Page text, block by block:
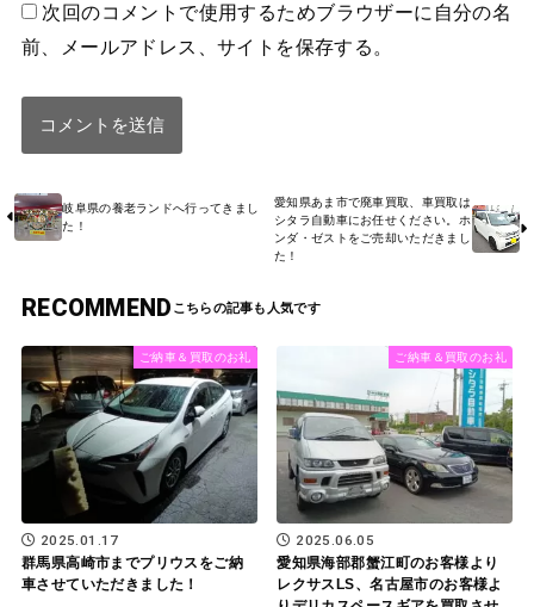
次回のコメントで使用するためブラウザーに自分の名
前、メールアドレス、サイトを保存する。
岐阜県の養老ランドへ行ってきまし
た！
愛知県あま市で廃車買取、車買取は
シタラ自動車にお任せください。ホ
ンダ・ゼストをご売却いただきまし
た！
RECOMMEND
ご納車＆買取のお礼
2025.01.17
群馬県高崎市までプリウスをご納
車させていただきました！
ご納車＆買取のお礼
2025.06.05
愛知県海部郡蟹江町のお客様より
レクサスLS、名古屋市のお客様よ